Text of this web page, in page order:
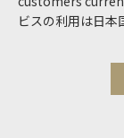
ビスの利用は日本